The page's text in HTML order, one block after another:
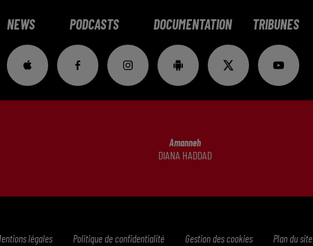
NEWS PODCASTS DOCUMENTATION TRIBUNES
Amanneh
DIANA HADDAD
légales Politique de confidentialité Gestion des cookies Plan du site